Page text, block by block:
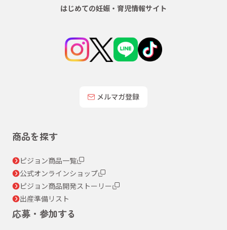
はじめての妊娠・育児情報サイト
メルマガ登録
商品を探す
ピジョン商品一覧
公式オンラインショップ
ピジョン商品開発ストーリー
出産準備リスト
応募・参加する